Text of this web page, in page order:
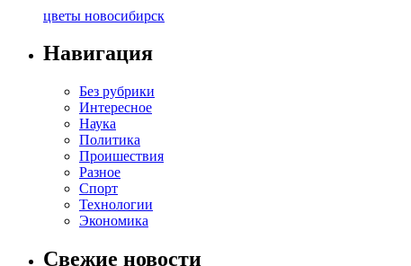
цветы новосибирск
Навигация
Без рубрики
Интересное
Наука
Политика
Проишествия
Разное
Спорт
Технологии
Экономика
Свежие новости